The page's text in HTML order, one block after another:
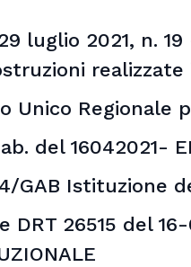
29 luglio 2021, n.
Unico Regionale
del 16042021-
GAB Istituzione
DRT 26515 del 16-